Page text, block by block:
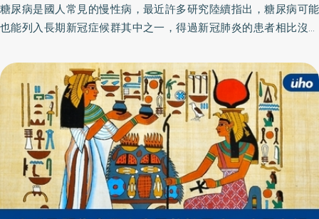
糖尿病是國人常見的慢性病，最近許多研究陸續指出，糖尿病可能
也能列入長期新冠症候群其中之一，得過新冠肺炎的患者相比沒染
要更加謹慎注意身體的變化。 睿鳴堂中醫診所院長吳宛容中醫師表
示糖尿病產生的原因是由於體內胰島素分泌不足或是作用異常，導
致胰島素無法帶葡萄糖進入細胞儲存，使得葡萄糖在血液中累積過
量，體內血糖值便會超過正常範圍。常見的自覺症狀包含「三多一
少」，吃多、喝多、尿量增多以及體重減少，若再加上隨機血糖值
大於200mg/dL，就可以診斷為糖尿病。此外，臨床的抽血數值若發
現糖化血色素大於等於6.5%，空腹8小時血糖大於126mg/dL，或是
口服葡萄糖後2小時血糖大於200mg/dL，同樣也可診斷為糖尿病。
糖尿病若是置之不理，病程持續惡化下去，則可能出現神經病變、